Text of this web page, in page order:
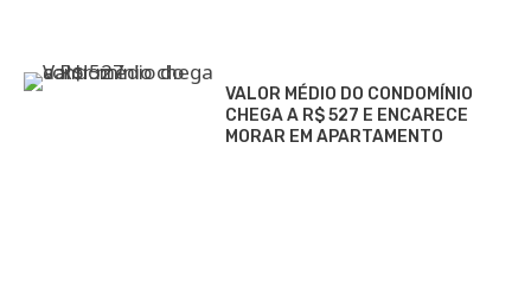
VALOR MÉDIO DO CONDOMÍNIO
CHEGA A R$ 527 E ENCARECE
MORAR EM APARTAMENTO